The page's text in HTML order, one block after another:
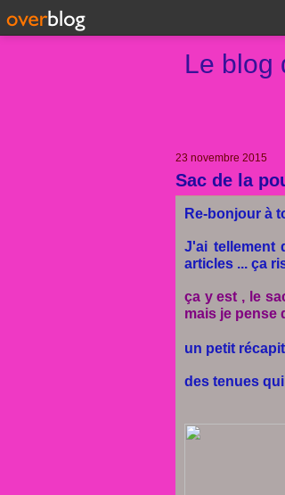
Le blog
23 novembre 2015
Sac de la
Re-bonjour à
J'ai tellement
articles ... ça
ça y est , le
mais je pense
un petit
des tenues